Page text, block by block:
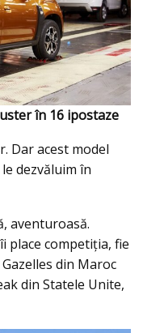
în 16 ipostaze
Dar acest model
dezvăluim în
aventuroasă.
place competiția, fie
din Maroc
din Statele Unite,